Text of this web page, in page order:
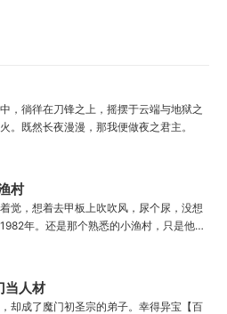
，徜徉在刀锋之上，摇摆于云端与地狱之
。既然长夜漫漫，那我便做夜之君主。
村
觉，想着去甲板上吹吹风，尿个尿，没想
年。还是那个熟悉的小渔村，只是他已
他了。混账了半辈子，这回他想好好来过
大志向，只想挽回遗憾，跟老婆好好过日
乐就好。
当人材
却成了魔门初圣宗的弟子。幸得异宝【百